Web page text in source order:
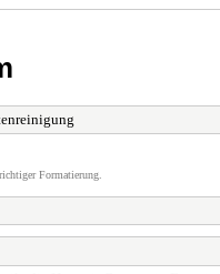
Formatierung.